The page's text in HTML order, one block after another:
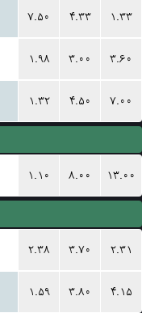
۷.۵۰ ۴.۳۳ ۱.۳۳
۱.۹۸ ۳.۰۰ ۳.۶۰
۱.۳۲ ۴.۵۰ ۷.۰۰
۱.۱۰ ۸.۰۰ ۱۳.۰۰
۲.۳۸ ۳.۷۰ ۲.۳۱
۱.۵۹ ۳.۸۰ ۴.۱۵